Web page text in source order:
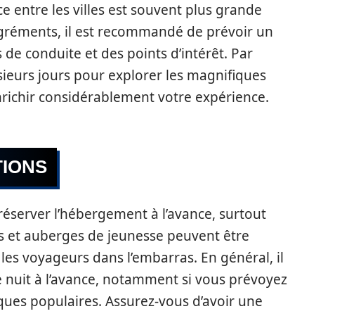
entre les villes est souvent plus grande
il est recommandé de prévoir un
conduite et des points d’intérêt. Par
jours pour explorer les magnifiques
considérablement votre expérience.
l’hébergement à l’avance, surtout
auberges de jeunesse peuvent être
voyageurs dans l’embarras. En général, il
à l’avance, notamment si vous prévoyez
populaires. Assurez-vous d’avoir une